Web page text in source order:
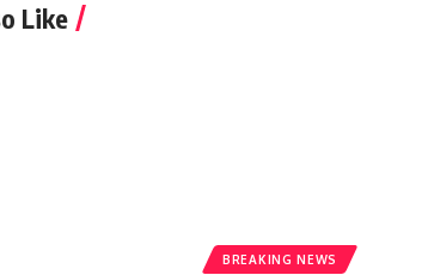
Like
BREAKING NEWS